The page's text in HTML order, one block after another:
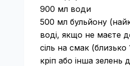
900 мл води
500 мл бульйону
воді, якщо не маєте
сіль на смак
кріп або інша зелень